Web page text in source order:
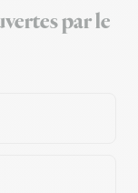
par le